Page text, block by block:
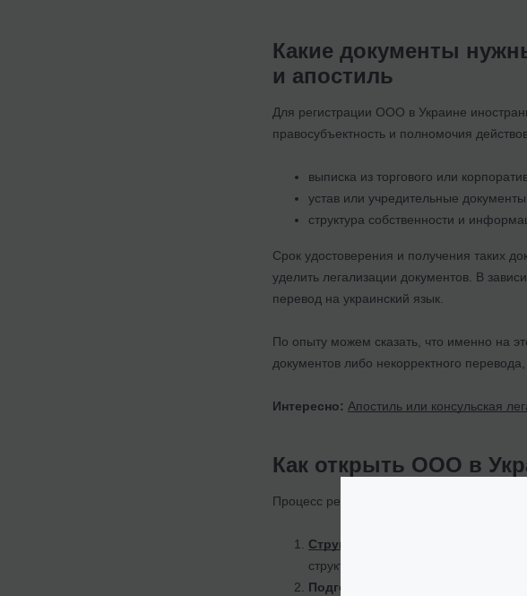
Какие документы
и апостиль
Для регистрации ООО в Украине
правосубъектность и полномочия
выписка из торгового или
устав или учредительные
структура собственности и
Срок удостоверения и получения таких
уделить легализации документов. В
перевод на украинский язык.
По опыту можем сказать, что именно на
документов либо некорректного
Интересно: Апостиль или консульская
Как открыть ООО в
Процесс регистрации ООО с иностранным
Структурирование бизнеса
—
структура и налоговый режим.
Подготовка корпоративных